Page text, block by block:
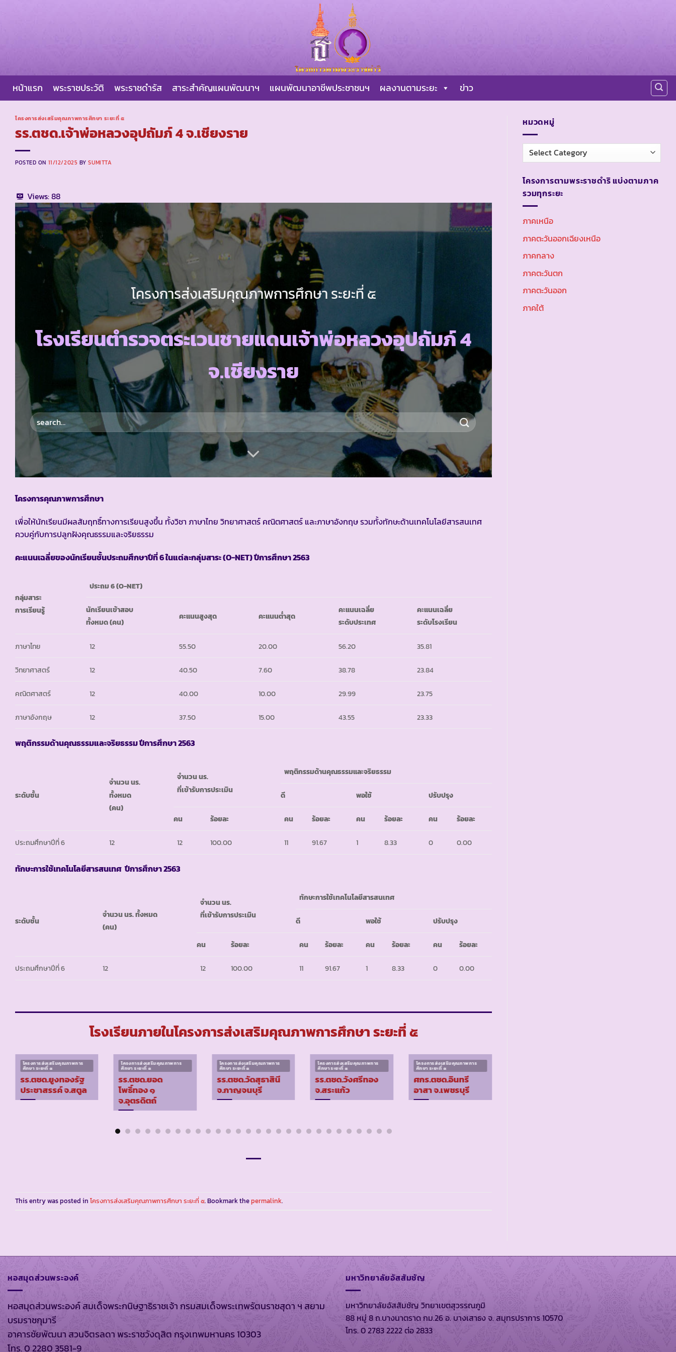
หน้าแรก พระราชประวัติ พระราชดำรัส สาระสำคัญแผนพัฒนาฯ แผนพัฒนาอาชีพประชาชนฯ ผลงานตามระยะ ข่าว
โครงการส่งเสริมคุณภาพการศึกษา ระยะที่ ๕
รร.ตชด.เจ้าพ่อหลวงอุปถัมภ์ 4 จ.เชียงราย
POSTED ON 11/12/2025 BYSUMITTA
Views:88
โครงการส่งเสริมคุณภาพการศึกษา ระยะที่ ๕
โรงเรียนตำรวจตระเวนชายแดนเจ้าพ่อหลวงอุปถัมภ์ 4
จ.เชียงราย
โครงการคุณภาพการศึกษา
เพื่อให้นักเรียนมีผลสัมฤทธิ์ทางการเรียนสูงขึ้น ทั้งวิชา ภาษาไทย วิทยาศาสตร์ คณิตศาสตร์ และภาษาอังกฤษ รวมทั้งทักษะด้านเทคโนโลยีสารสนเทศ
ควบคู่กับการปลูกฝังคุณธรรมและจริยธรรม
คะแนนเฉลี่ยของนักเรียนชั้นประถมศึกษาปีที่ 6 ในแต่ละกลุ่มสาระ (O-NET) ปีการศึกษา 2563
กลุ่มสาระ
การเรียนรู้
ประถม 6 (O-NET)
นักเรียนเข้าสอบ
ทั้งหมด (คน)
คะแนนสูงสุด คะแนนต่ำสุด
คะแนนเฉลี่ย
ระดับประเทศ
คะแนนเฉลี่ย
ระดับโรงเรียน
ภาษาไทย 12 55.50 20.00 56.20 35.81
วิทยาศาสตร์ 12 40.50 7.60 38.78 23.84
คณิตศาสตร์ 12 40.00 10.00 29.99 23.75
ภาษาอังกฤษ 12 37.50 15.00 43.55 23.33
พฤติกรรมด้านคุณธรรมและจริยธรรม ปีการศึกษา 2563
ระดับชั้น
จำนวน นร.
ทั้งหมด
(คน)
จำนวน นร.
ที่เข้ารับการประเมิน
พฤติกรรมด้านคุณธรรมและจริยธรรม
ดี พอใช้ ปรับปรุง
คน ร้อยละ คน ร้อยละ คน ร้อยละ คน ร้อยละ
ประถมศึกษาปีที่ 6 12 12 100.00 11 91.67 1 8.33 0 0.00
ทักษะการใช้เทคโนโลยีสารสนเทศ ปีการศึกษา 2563
ระดับชั้น
จำนวน นร. ทั้งหมด
(คน)
จำนวน นร.
ที่เข้ารับการประเมิน
ทักษะการใช้เทคโนโลยีสารสนเทศ
ดี พอใช้ ปรับปรุง
คน ร้อยละ คน ร้อยละ คน ร้อยละ คน ร้อยละ
ประถมศึกษาปีที่ 6 12 12 100.00 11 91.67 1 8.33 0 0.00
โรงเรียนภายในโครงการส่งเสริมคุณภาพการศึกษา ระยะที่ ๕
โครงการส่งเสริมคุณภาพการ
ศึกษา ระยะที่ ๕
รร.ตชด.ยูงทองรัฐ
ประชาสรรค์ จ.สตูล
โครงการส่งเสริมคุณภาพการ
ศึกษา ระยะที่ ๕
รร.ตชด.ยอด
โพธิ์ทอง ๑
จ.อุตรดิตถ์
โครงการส่งเสริมคุณภาพการ
ศึกษา ระยะที่ ๕
รร.ตชด.วัดสุธาสินี
จ.กาญจนบุรี
โครงการส่งเสริมคุณภาพการ
ศึกษา ระยะที่ ๕
รร.ตชด.วังศรีทอง
จ.สระแก้ว
โครงการส่งเสริมคุณภาพการ
ศึกษา ระยะที่ ๕
ศกร.ตชด.อินทรี
อาสา จ.เพชรบุรี
This entry was posted in โครงการส่งเสริมคุณภาพการศึกษา ระยะที่ ๕. Bookmark thepermalink.
หมวดหมู่
หมวด
หมู่
โครงการตามพระราชดำริ แบ่งตามภาค
รวมทุกระยะ
ภาคเหนือ
ภาคตะวันออกเฉียงเหนือ
ภาคกลาง
ภาคตะวันตก
ภาคตะวันออก
ภาคใต้
หอสมุดส่วนพระองค์
หอสมุดส่วนพระองค์ สมเด็จพระกนิษฐาธิราชเจ้า กรมสมเด็จพระเทพรัตนราชสุดา ฯ สยาม
บรมราชกุมารี
อาคารชัยพัฒนา สวนจิตรลดา พระราชวังดุสิต กรุงเทพมหานคร 10303
โทร. 0 2280 3581-9
มหาวิทยาลัยอัสสัมชัญ
มหาวิทยาลัยอัสสัมชัญ วิทยาเขตสุวรรณภูมิ
88 หมู่ 8 ถ.บางนาตราด กม.26 อ. บางเสาธง จ. สมุทรปราการ 10570
โทร. 0 2783 2222 ต่อ 2833